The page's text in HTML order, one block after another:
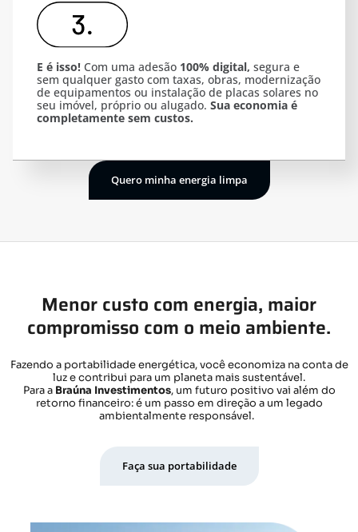
E é isso! Com uma adesão 100% digital, segura e
sem qualquer gasto com taxas, obras, modernização
de equipamentos ou instalação de placas solares no
seu imóvel, próprio ou alugado. Sua economia é
completamente sem custos.
Quero minha energia limpa
Menor custo com energia, maior
compromisso com o meio ambiente.
Fazendo a portabilidade energética, você economiza na conta de
luz e contribui para um planeta mais sustentável.
Para a Braúna Investimentos, um futuro positivo vai além do
retorno financeiro: é um passo em direção a um legado
ambientalmente responsável.
Faça sua portabilidade